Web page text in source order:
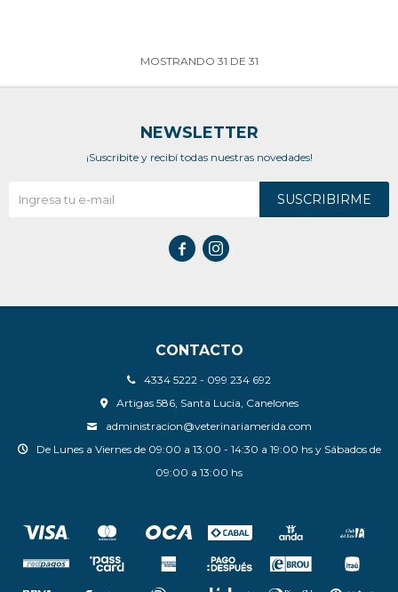
MOSTRANDO 31 DE 31
CONTACTO
4334 5222 - 099 234 692
Artigas 586, Santa Lucia, Canelones
administracion@veterinariamerida.com
De Lunes a Viernes de 09:00 a 13:00 - 14:30 a 19:00 hs y Sábados de
09:00 a 13:00 hs
NEWSLETTER
¡Suscribite y recibí todas nuestras novedades!
SUSCRIBIRME
 